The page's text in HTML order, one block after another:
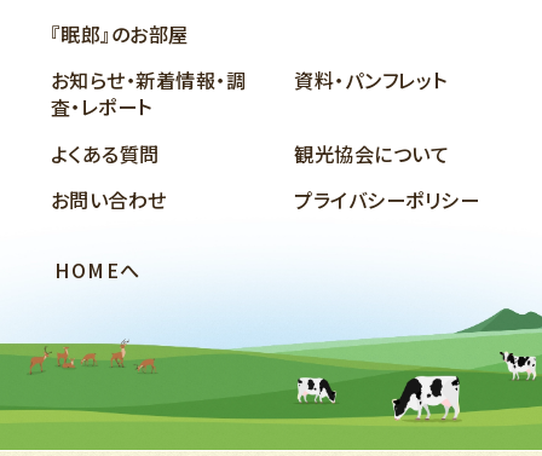
『眠郎』のお部屋
お知らせ・新着情報・調
査・レポート
資料・パンフレット
よくある質問
観光協会について
お問い合わせ
プライバシーポリシー
HOMEへ